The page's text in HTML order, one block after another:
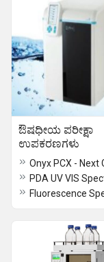
ಔಷಧೀಯ ಪರೀಕ್ಷಾ
ಉಪಕರಣಗಳು